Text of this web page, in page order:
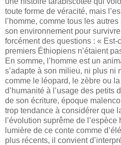
toute forme de véracité, mais
l’homme, comme tous les
son environnement pour
forcément des questions : «
premiers Éthiopiens n’étaient
En somme, l’homme est un
s’adapte à son milieu, ni plus ni
comme le léopard, le zèbre ou
d’humanité à l’usage des petits
de son écriture, époque
trop tendance à considérer que
l’évolution suprême de l’espèce
lumière de ce conte comme
plus récents, il convient